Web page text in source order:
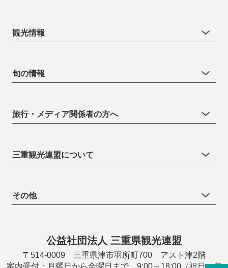
観光情報
旬の情報
旅行・メディア関係者の方へ
三重観光連盟について
その他
公益社団法人 三重県観光連盟
〒514-0009 三重県津市羽所町700 アスト津2階
案内受付：月曜日から金曜日まで 9:00～18:00（祝日・年